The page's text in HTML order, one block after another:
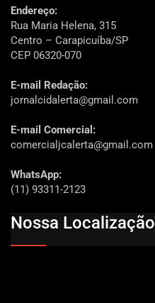
Endereço:
Rua Maria Helena, 315
Centro – Carapicuíba/SP
CEP 06320-070
E-mail Redação:
jornalcidalerta@gmail.com
E-mail Comercial:
comercialjcalerta@gmail.com
WhatsApp:
(11) 93311-2123
Nossa Localização